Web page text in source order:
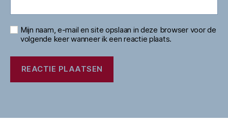
Mijn naam, e-mail en site opslaan in deze browser voor de
volgende keer wanneer ik een reactie plaats.